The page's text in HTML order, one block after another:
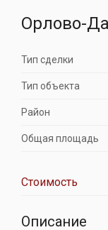
Орлово-
Тип сделки
Тип объекта
Район
Общая площадь
Стоимость
Описание